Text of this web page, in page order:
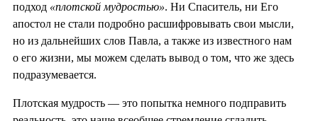
подход «плотской мудростью». Ни Спаситель, ни Его
апостол не стали подробно расшифровывать свои мысли,
но из дальнейших слов Павла, а также из известного нам
о его жизни, мы можем сделать вывод о том, что же здесь
подразумевается.
Плотская мудрость — это попытка немного подправить